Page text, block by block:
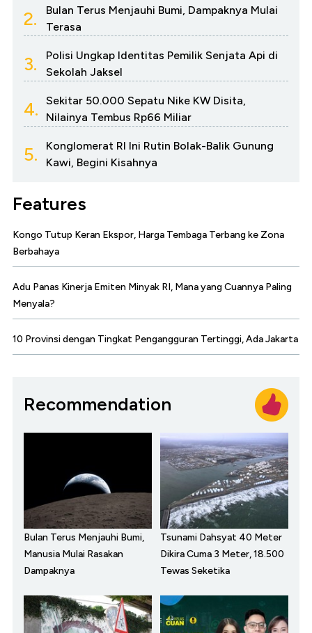
2.
Bulan Terus Menjauhi Bumi, Dampaknya Mulai
Terasa
3.
Polisi Ungkap Identitas Pemilik Senjata Api di
Sekolah Jaksel
4.
Sekitar 50.000 Sepatu Nike KW Disita,
Nilainya Tembus Rp66 Miliar
5.
Konglomerat RI Ini Rutin Bolak-Balik Gunung
Kawi, Begini Kisahnya
Features
Kongo Tutup Keran Ekspor, Harga Tembaga Terbang ke Zona
Berbahaya
Adu Panas Kinerja Emiten Minyak RI, Mana yang Cuannya Paling
Menyala?
10 Provinsi dengan Tingkat Pengangguran Tertinggi, Ada Jakarta
Recommendation
Bulan Terus Menjauhi Bumi,
Manusia Mulai Rasakan
Dampaknya
Tsunami Dahsyat 40 Meter
Dikira Cuma 3 Meter, 18.500
Tewas Seketika